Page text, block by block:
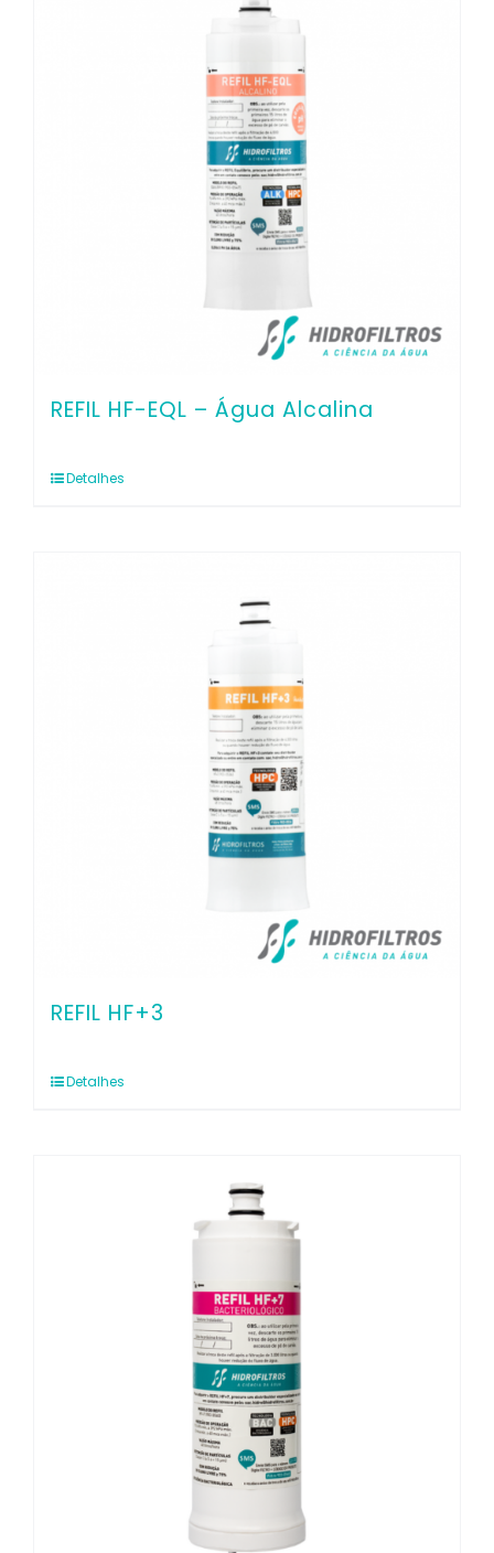
REFIL HF-EQL – Água Alcalina
Detalhes
REFIL HF+3
Detalhes